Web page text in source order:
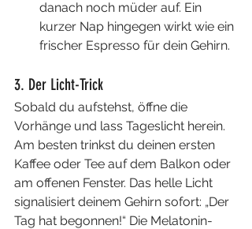
danach noch müder auf. Ein
kurzer Nap hingegen wirkt wie ein
frischer Espresso für dein Gehirn.
3. Der Licht-Trick
Sobald du aufstehst, öffne die
Vorhänge und lass Tageslicht herein.
Am besten trinkst du deinen ersten
Kaffee oder Tee auf dem Balkon oder
am offenen Fenster. Das helle Licht
signalisiert deinem Gehirn sofort: „Der
Tag hat begonnen!“ Die Melatonin-